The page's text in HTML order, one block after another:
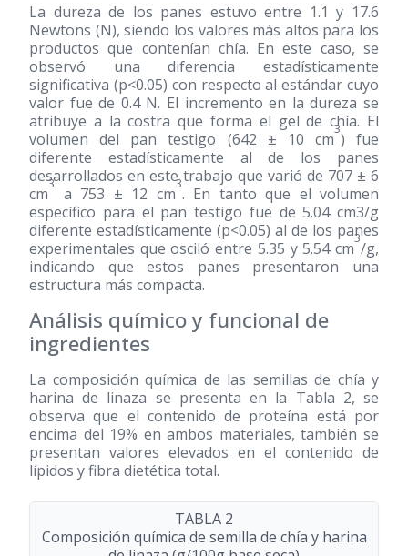
La dureza de los panes estuvo entre 1.1 y 17.6
Newtons (N), siendo los valores más altos para los
productos que contenían chía. En este caso, se
observó una diferencia estadísticamente
significativa (p<0.05) con respecto al estándar cuyo
valor fue de 0.4 N. El incremento en la dureza se
atribuye a la costra que forma el gel de chía. El
volumen del pan testigo (642 ± 10 cm
3
) fue
diferente estadísticamente al de los panes
desarrollados en este trabajo que varió de 707 ± 6
cm
3
a 753 ± 12 cm
3
. En tanto que el volumen
específico para el pan testigo fue de 5.04 cm3/g
diferente estadísticamente (p<0.05) al de los panes
experimentales que osciló entre 5.35 y 5.54 cm
3
/g,
indicando que estos panes presentaron una
estructura más compacta.
Análisis químico y funcional de
ingredientes
La composición química de las semillas de chía y
harina de linaza se presenta en la Tabla 2, se
observa que el contenido de proteína está por
encima del 19% en ambos materiales, también se
presentan valores elevados en el contenido de
lípidos y fibra dietética total.
TABLA 2
Composición química de semilla de chía y harina